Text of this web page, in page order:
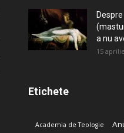
a nu
15
Etichete
Academia de Teologie